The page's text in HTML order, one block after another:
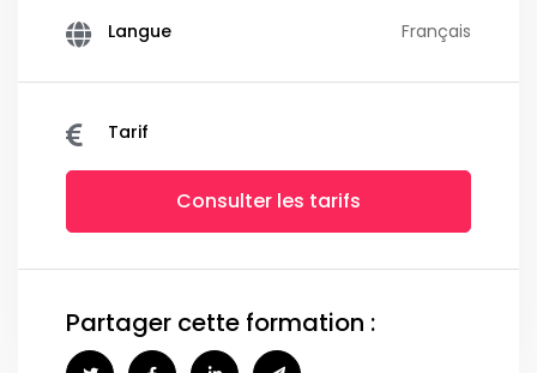
Langue Français
Tarif
Consulter les tarifs
Partager cette formation :